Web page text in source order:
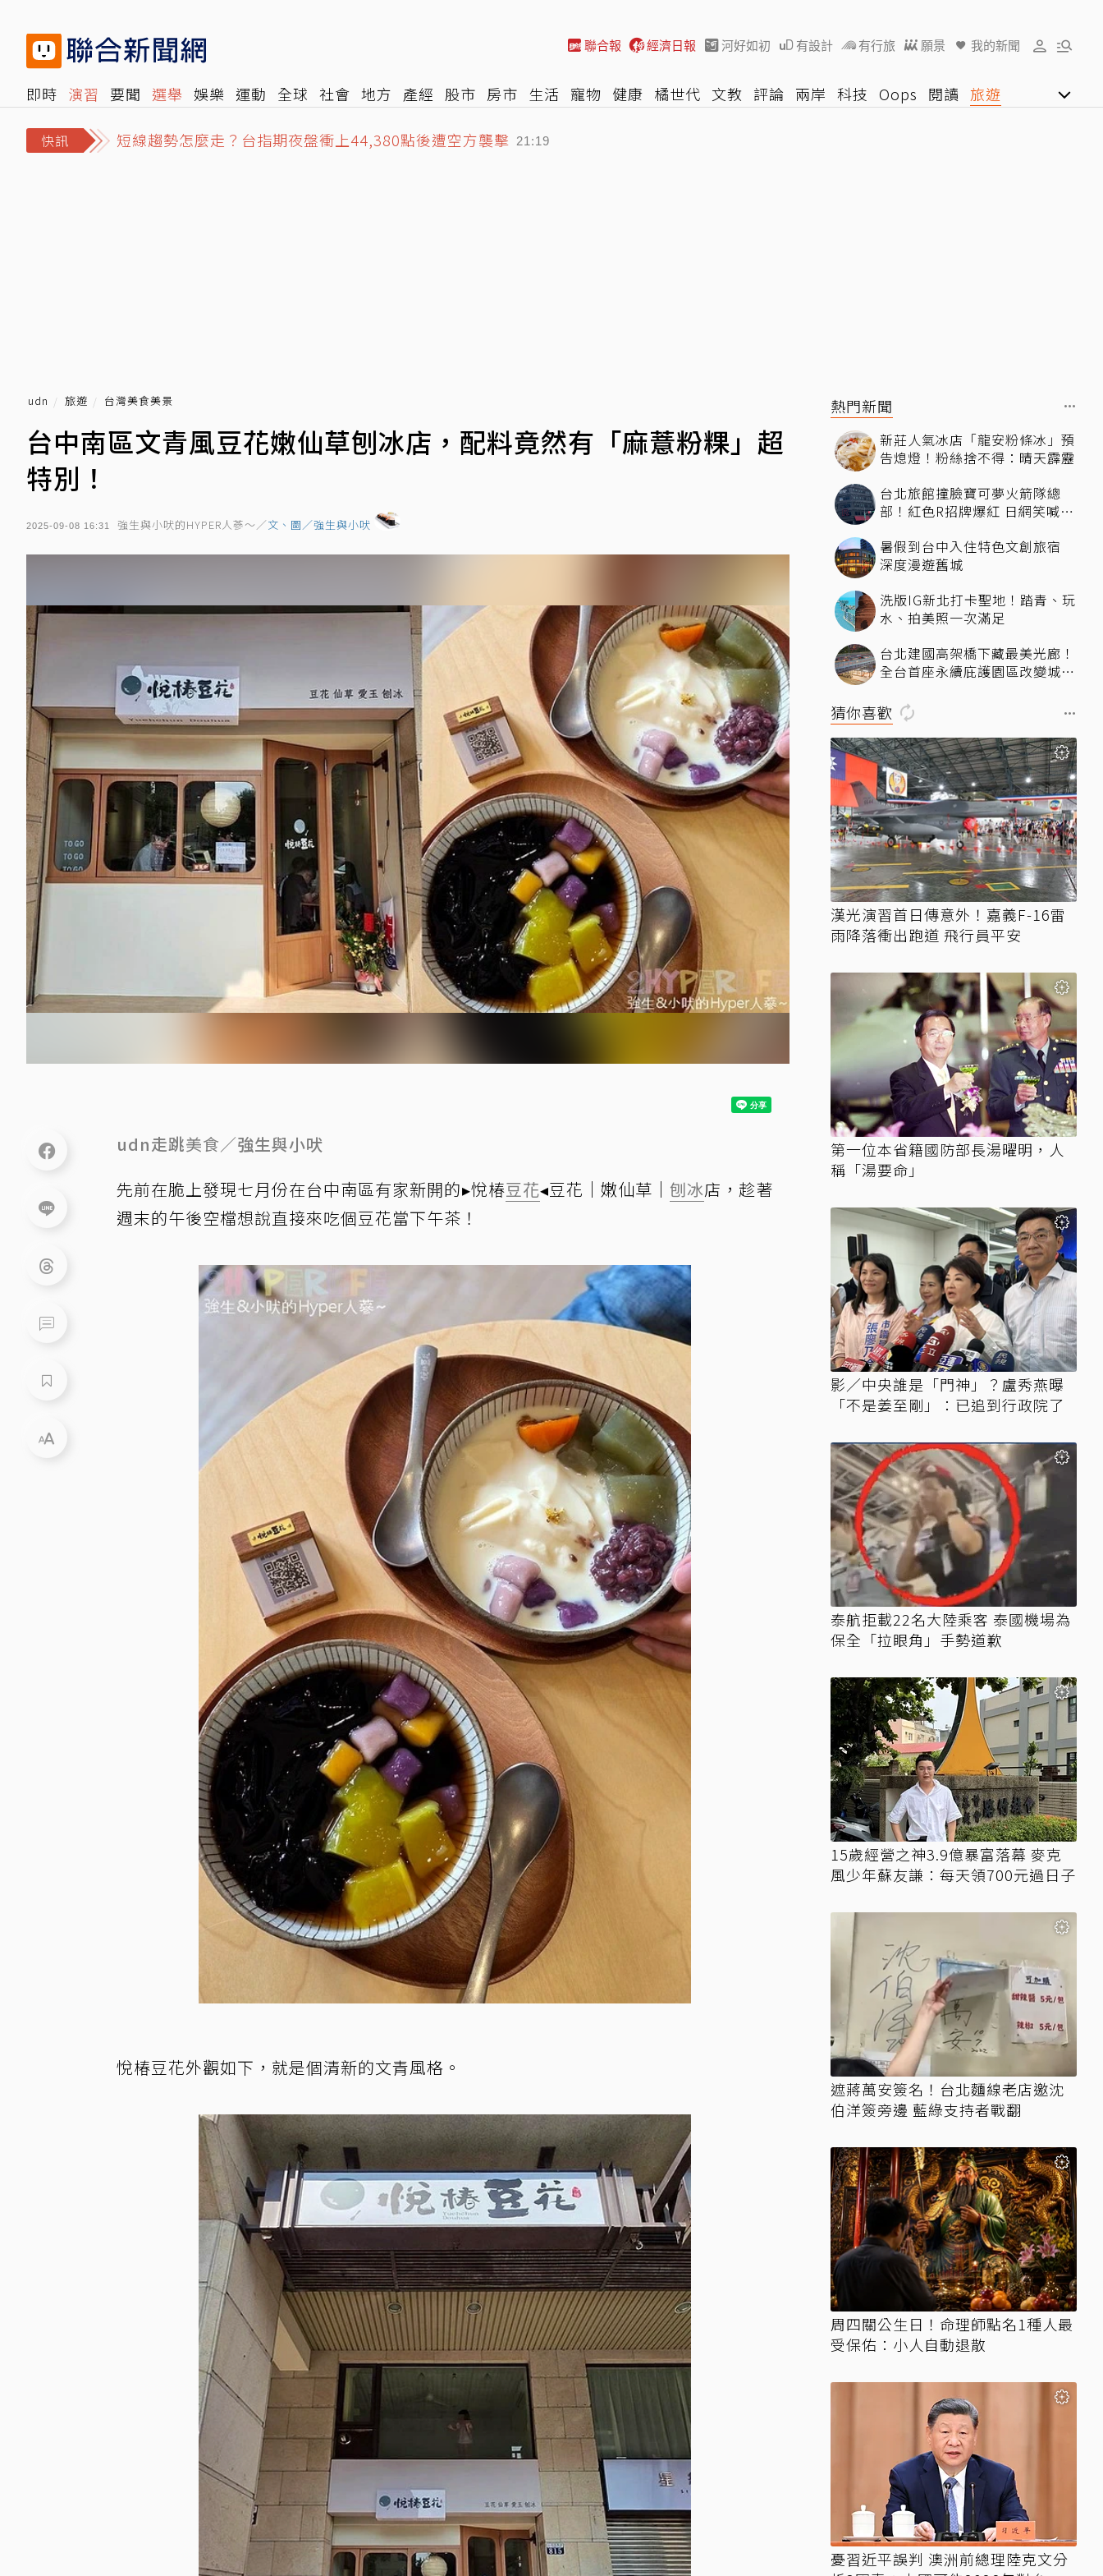
聯合報 經濟日報 河好如初 有設計 有行旅 願景 我的新聞
即時 演習 要聞 選舉 娛樂 運動 全球 社會 地方 產經 股市 房市 生活 寵物 健康 橘世代 文教 評論 兩岸 科技 Oops 閱讀 旅遊
快訊 短線趨勢怎麼走？台指期夜盤衝上44,380點後遭空方襲擊 21:19
udn 旅遊 台灣美食美景
台中南區文青風豆花嫩仙草刨冰店，配料竟然有「麻薏粉粿」超
特別！
2025-09-08 16:31 強生與小吠的HYPER人蔘～／文、圖／強生與小吠
udn走跳美食／強生與小吠
先前在脆上發現七月份在台中南區有家新開的▸悅椿豆花◂豆花│嫩仙草│ 刨冰店，趁著
週末的午後空檔想說直接來吃個豆花當下午茶！
悅椿豆花外觀如下，就是個清新的文青風格。
熱門新聞
新莊人氣冰店「龍安粉條冰」預
告熄燈！粉絲捨不得：晴天霹靂
台北旅館撞臉寶可夢火箭隊總
部！紅色R招牌爆紅 日網笑喊：
暑假到台中入住特色文創旅宿
深度漫遊舊城
洗版IG新北打卡聖地！踏青、玩
水、拍美照一次滿足
台北建國高架橋下藏最美光廊！
全台首座永續庇護園區改變城市
猜你喜歡
漢光演習首日傳意外！嘉義F-16雷
雨降落衝出跑道 飛行員平安
第一位本省籍國防部長湯曜明，人
稱「湯要命」
影／中央誰是「門神」？盧秀燕曝
「不是姜至剛」：已追到行政院了
泰航拒載22名大陸乘客 泰國機場為
保全「拉眼角」手勢道歉
15歲經營之神3.9億暴富落幕 麥克
風少年蘇友謙：每天領700元過日子
遮蔣萬安簽名！台北麵線老店邀沈
伯洋簽旁邊 藍綠支持者戰翻
周四關公生日！命理師點名1種人最
受保佑：小人自動退散
憂習近平誤判 澳洲前總理陸克文分